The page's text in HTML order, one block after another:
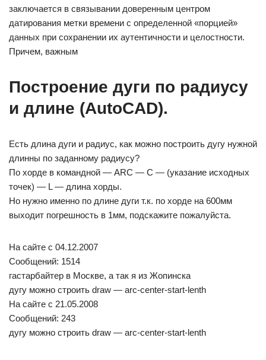
заключается в связывании доверенным центром
датирования метки времени с определенной «порцией»
данных при сохранении их аутентичности и целостности.
Причем, важным
Построение дуги по радиусу
и длине (AutoCAD).
Есть длина дуги и радиус, как можно построить дугу нужной
длинны по заданному радиусу?
По хорде в командной — ARC — C — (указание исходных
точек) — L — длина хорды.
Но нужно именно по длине дуги т.к. по хорде на 600мм
выходит погрешность в 1мм, подскажите пожалуйста.
На сайте c 04.12.2007
Сообщений: 1514
гастарбайтер в Москве, а так я из Жопинска
дугу можно строить draw — arc-center-start-lenth
На сайте c 21.05.2008
Сообщений: 243
дугу можно строить draw — arc-center-start-lenth